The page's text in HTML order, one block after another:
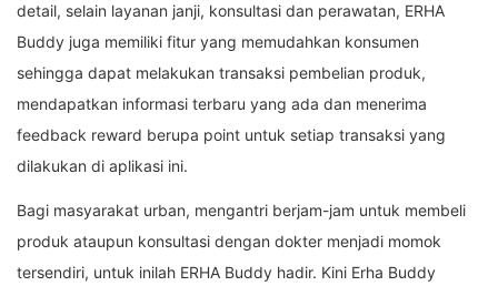
detail, selain layanan janji, konsultasi dan perawatan, ERHA
Buddy juga memiliki fitur yang memudahkan konsumen
sehingga dapat melakukan transaksi pembelian produk,
mendapatkan informasi terbaru yang ada dan menerima
feedback reward berupa point untuk setiap transaksi yang
dilakukan di aplikasi ini.
Bagi masyarakat urban, mengantri berjam-jam untuk membeli
produk ataupun konsultasi dengan dokter menjadi momok
tersendiri, untuk inilah ERHA Buddy hadir. Kini Erha Buddy